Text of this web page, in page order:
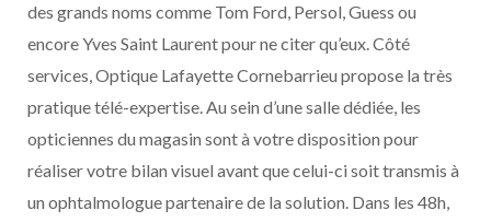
des grands noms comme Tom Ford, Persol, Guess ou
encore Yves Saint Laurent pour ne citer qu’eux. Côté
services, Optique Lafayette Cornebarrieu propose la très
pratique télé-expertise. Au sein d’une salle dédiée, les
opticiennes du magasin sont à votre disposition pour
réaliser votre bilan visuel avant que celui-ci soit transmis à
un ophtalmologue partenaire de la solution. Dans les 48h,